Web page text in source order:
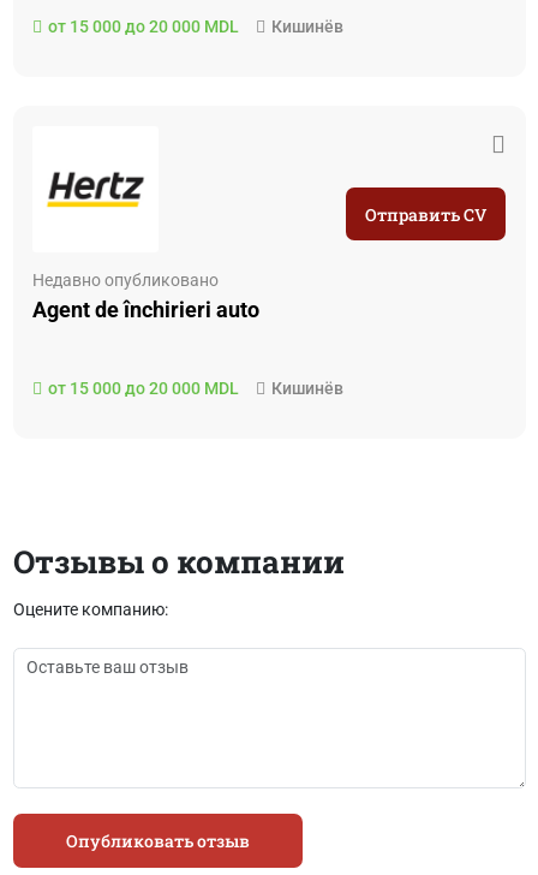
от 15 000 до 20 000 MDL Кишинёв
Недавно опубликовано
Agent de închirieri auto
от 15 000 до 20 000 MDL Кишинёв
Отправить CV
Отзывы о компании
Оцените компанию:
Опубликовать отзыв